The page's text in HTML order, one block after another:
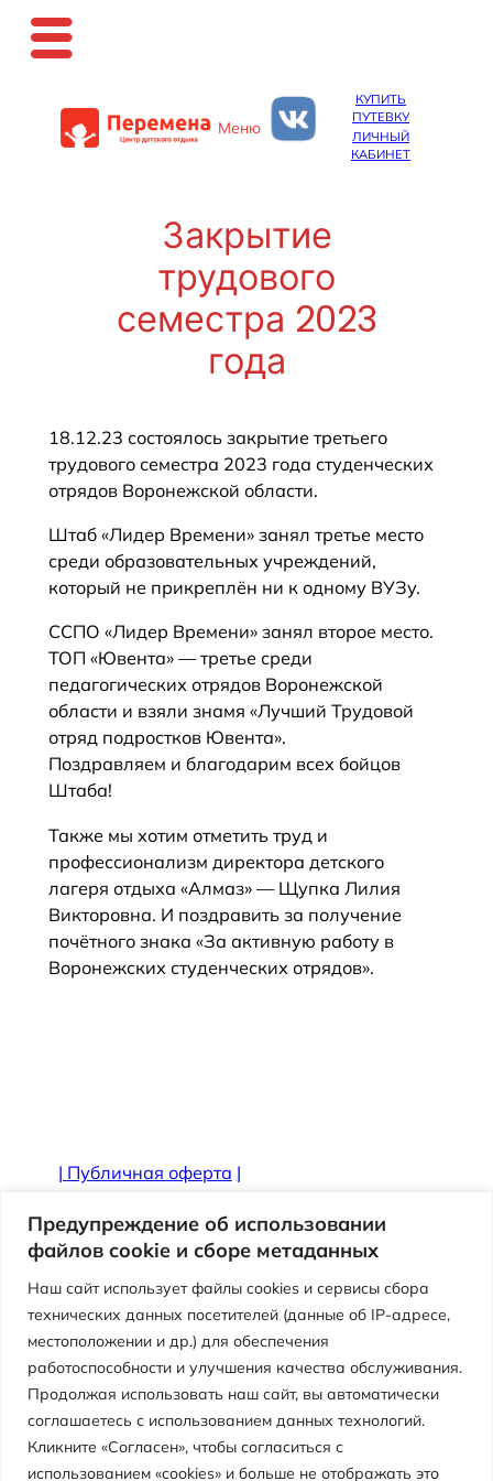
Предупреждение об использовании
файлов cookie и сборе метаданных
Наш сайт использует файлы cookies и сервисы сбора
технических данных посетителей (данные об IP-адресе,
местоположении и др.) для обеспечения
работоспособности и улучшения качества обслуживания.
Продолжая использовать наш сайт, вы автоматически
соглашаетесь с использованием данных технологий.
Кликните «Согласен», чтобы согласиться с
использованием «cookies» и больше не отображать это
к
содержимому
Меню
КУПИТЬ
ПУТЕВКУ
ЛИЧНЫЙ
КАБИНЕТ
Закрытие
трудового
семестра 2023
года
18.12.23 состоялось закрытие третьего
трудового семестра 2023 года студенческих
отрядов Воронежской области.
Штаб «Лидер Времени» занял третье место
среди образовательных учреждений,
который не прикреплён ни к одному ВУЗу.
ССПО «Лидер Времени» занял второе место.
ТОП «Ювента» — третье среди
педагогических отрядов Воронежской
области и взяли знамя «Лучший Трудовой
отряд подростков Ювента».
Поздравляем и благодарим всех бойцов
Штаба!
Также мы хотим отметить труд и
профессионализм директора детского
лагеря отдыха «Алмаз» — Щупка Лилия
Викторовна. И поздравить за получение
почётного знака «За активную работу в
Воронежских студенческих отрядов».
| Публичная оферта |
Противодействие коррупции